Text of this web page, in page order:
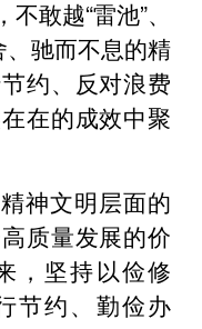
敢越“雷池”、
、驰而不息的精
约、反对浪费
在的成效中聚
神文明层面的
质量发展的价
，坚持以俭修
节约、勤俭办